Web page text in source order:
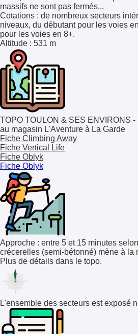
massifs ne sont pas fermés...
Cotations : de nombreux secteurs
niveaux, du débutant pour les voies
pour les voies en 8+.
Altitude : 531 m
TOPO TOULON & SES ENVIRONS
au magasin L'Aventure à La Garde
Fiche Climbing Away
Fiche Vertical Life
Fiche Oblyk
Fiche Oblyk
Approche : entre 5 et 15 minutes
crécerelles (semi-bétonné) mène à la
Plus de détails dans le topo.
L'ensemble des secteurs est exposé